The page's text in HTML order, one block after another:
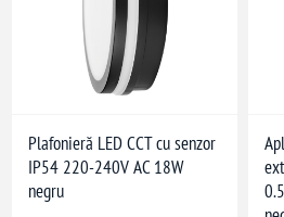
Plafonieră LED CCT cu senzor
IP54 220-240V AC 18W
negru